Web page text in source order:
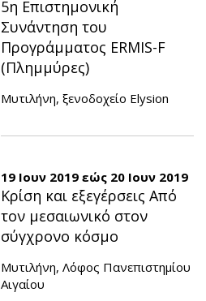
5η Επιστημονική
Συνάντηση του
Προγράμματος ERMIS-F
(Πλημμύρες)
Μυτιλήνη, ξενοδοχείο Elysion
19 Ιουν 2019 εώς 20 Ιουν 2019
Κρίση και εξεγέρσεις Από
τον μεσαιωνικό στον
σύγχρονο κόσμο
Μυτιλήνη, Λόφος Πανεπιστημίου
Αιγαίου